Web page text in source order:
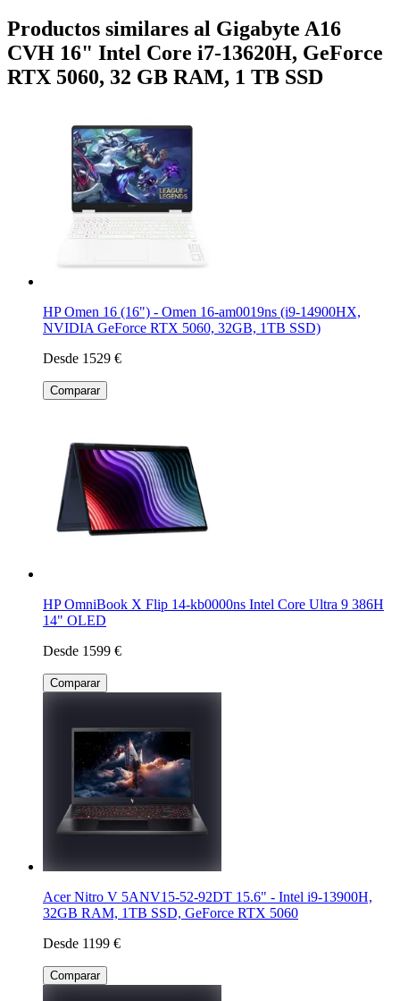
Productos similares al Gigabyte A16
CVH 16" Intel Core i7-13620H, GeForce
RTX 5060, 32 GB RAM, 1 TB SSD
HP Omen 16 (16") - Omen 16-am0019ns (i9-14900HX,
NVIDIA GeForce RTX 5060, 32GB, 1TB SSD)
Desde 1529 €
Comparar
HP OmniBook X Flip 14-kb0000ns Intel Core Ultra 9 386H
14" OLED
Desde 1599 €
Comparar
Acer Nitro V 5ANV15-52-92DT 15.6" - Intel i9-13900H,
32GB RAM, 1TB SSD, GeForce RTX 5060
Desde 1199 €
Comparar